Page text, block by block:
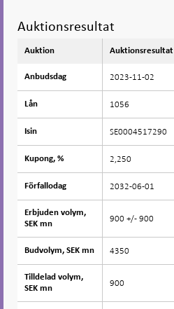
Auktion
Anbudsdag
Lån
Isin
Kupong, %
Förfallodag
Erbjuden volym,
SEK mn
Budvolym, SEK mn
Tilldelad volym,
SEK mn
Auktionsresultat
Auktion Auktionsresultat
Anbudsdag 2023-11-02
Lån 1056
Isin SE0004517290
Kupong, % 2,250
Förfallodag 2032-06-01
Erbjuden volym,
SEK mn
900 +/- 900
Budvolym, SEK mn 4350
Tilldelad volym,
SEK mn
900